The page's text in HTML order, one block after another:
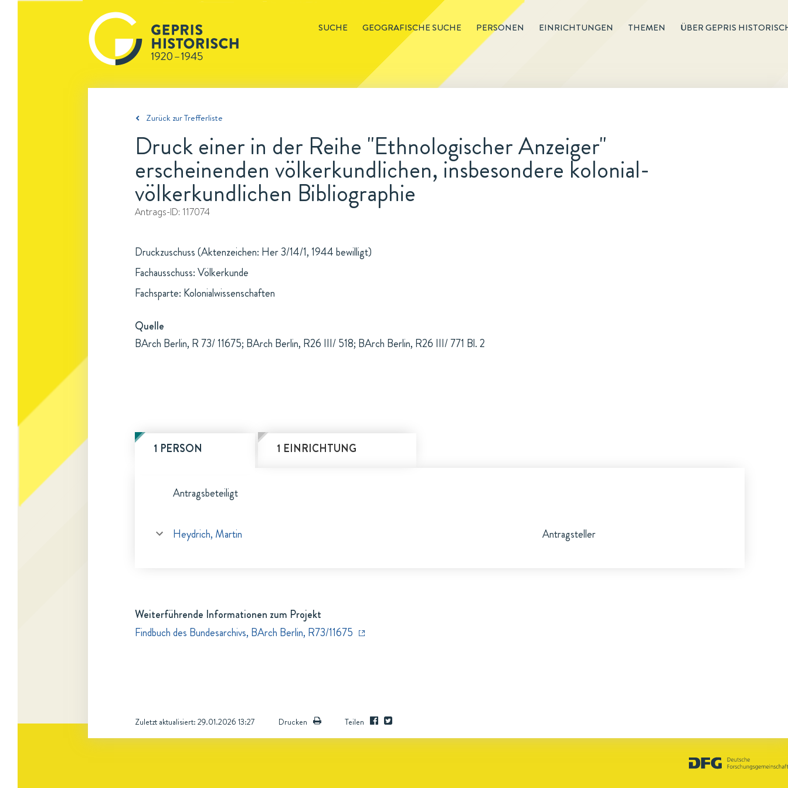
SUCHE GEOGRAFISCHE SUCHE PERSONEN EINRICHTUNGEN THEMEN ÜBER GEPRIS
Zurück zur Trefferliste
Druck einer in der Reihe "Ethnologischer Anzeiger"
erscheinenden völkerkundlichen, insbesondere kolonial-
völkerkundlichen Bibliographie
Antrags-ID: 117074
Druckzuschuss (Aktenzeichen: Her 3/14/1, 1944 bewilligt)
Fachausschuss: Völkerkunde
Fachsparte: Kolonialwissenschaften
Quelle
BArch Berlin, R 73/ 11675; BArch Berlin, R26 III/ 518; BArch Berlin, R26 III/ 771 Bl. 2
1 PERSON 1 EINRICHTUNG
Antragsbeteiligt
Heydrich, Martin Antragsteller
Weiterführende Informationen zum Projekt
Findbuch des Bundesarchivs, BArch Berlin, R73/11675
Zuletzt aktualisiert: 29.01.2026 13:27 Drucken Teilen